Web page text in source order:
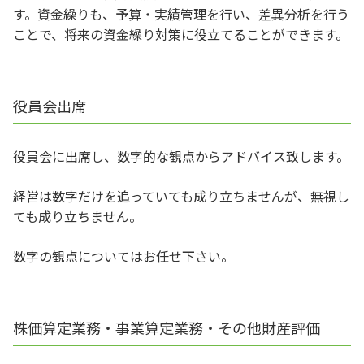
す。資金繰りも、予算・実績管理を行い、差異分析を行う
ことで、将来の資金繰り対策に役立てることができます。
役員会出席
役員会に出席し、数字的な観点からアドバイス致します。
経営は数字だけを追っていても成り立ちませんが、無視し
ても成り立ちません。
数字の観点についてはお任せ下さい。
株価算定業務・事業算定業務・その他財産評価